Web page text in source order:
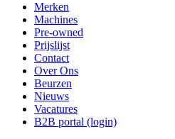
Merken
Machines
Pre-owned
Prijslijst
Contact
Over Ons
Beurzen
Nieuws
Vacatures
B2B portal (login)